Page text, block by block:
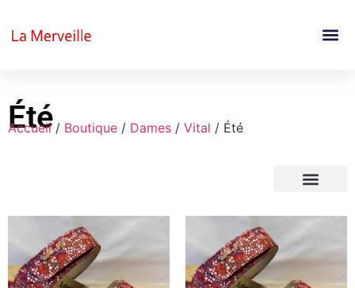
Été
Accueil/ Boutique / Dames / Vital / Été